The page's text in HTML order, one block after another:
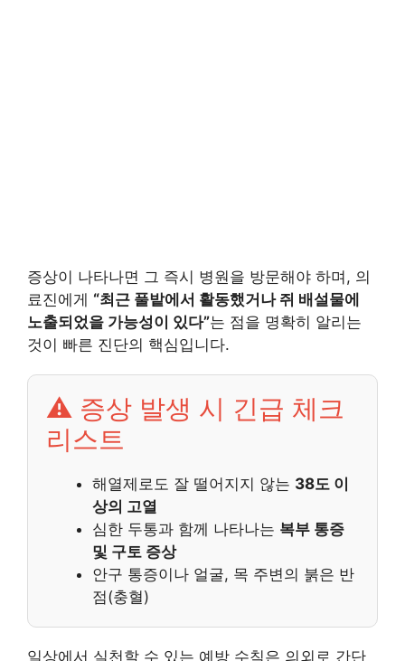
증상이 나타나면 그 즉시 병원을 방문해야 하며, 의
료진에게 “최근 풀밭에서 활동했거나 쥐 배설물에
노출되었을 가능성이 있다”는 점을 명확히 알리는
것이 빠른 진단의 핵심입니다.
⚠️ 증상 발생 시 긴급 체크
리스트
해열제로도 잘 떨어지지 않는 38도 이
상의 고열
심한 두통과 함께 나타나는 복부 통증
및 구토 증상
안구 통증이나 얼굴, 목 주변의 붉은 반
점(충혈)
일상에서 실천할 수 있는 예방 수칙은 의외로 간단